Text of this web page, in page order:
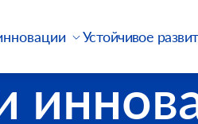
Устойчивое